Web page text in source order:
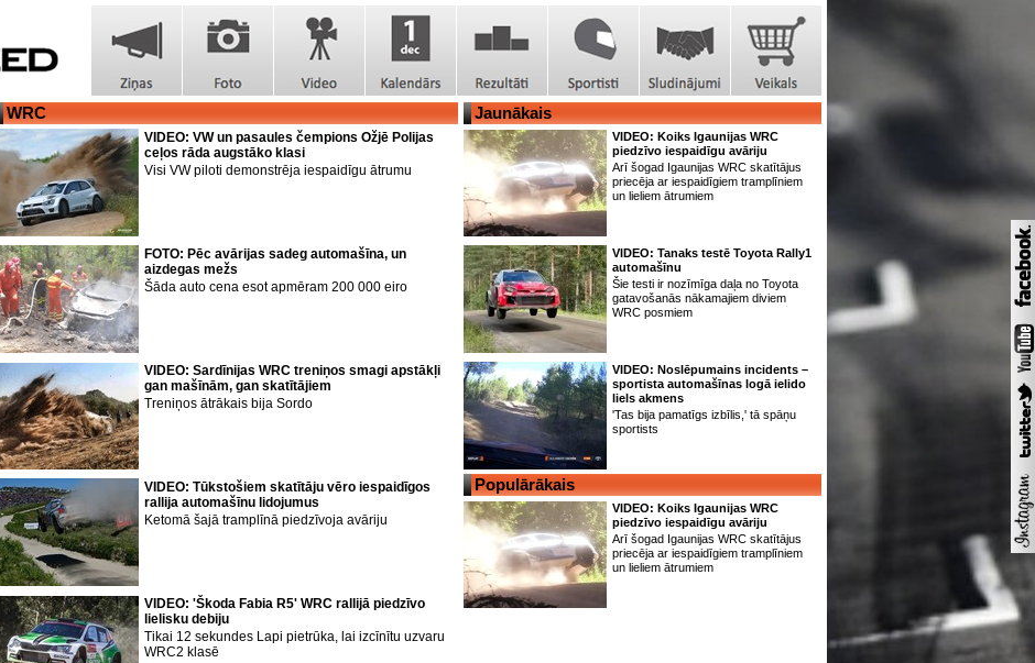
WRC
VIDEO: VW un pasaules čempions Ožjē Polijas
ceļos rāda augstāko klasi
Visi VW piloti demonstrēja iespaidīgu ātrumu
FOTO: Pēc avārijas sadeg automašīna, un
aizdegas mežs
Šāda auto cena esot apmēram 200 000 eiro
VIDEO: Sardīnijas WRC treniņos smagi apstākļi
gan mašīnām, gan skatītājiem
Treniņos ātrākais bija Sordo
VIDEO: Tūkstošiem skatītāju vēro iespaidīgos
rallija automašīnu lidojumus
Ketomā šajā tramplīnā piedzīvoja avāriju
VIDEO: 'Škoda Fabia R5' WRC rallijā piedzīvo
lielisku debiju
Tikai 12 sekundes Lapi pietrūka, lai izcīnītu uzvaru
WRC2 klasē
Jaunākais
VIDEO: Koiks Igaunijas WRC
piedzīvo iespaidīgu avāriju
Arī šogad Igaunijas WRC skatītājus
priecēja ar iespaidīgiem tramplīniem
un lieliem ātrumiem
VIDEO: Tanaks testē Toyota Rally1
automašīnu
Šie testi ir nozīmīga daļa no Toyota
gatavošanās nākamajiem diviem
WRC posmiem
VIDEO: Noslēpumains incidents –
sportista automašīnas logā ielido
liels akmens
'Tas bija pamatīgs izbīlis,' tā spāņu
sportists
Populārākais
VIDEO: Koiks Igaunijas WRC
piedzīvo iespaidīgu avāriju
Arī šogad Igaunijas WRC skatītājus
priecēja ar iespaidīgiem tramplīniem
un lieliem ātrumiem